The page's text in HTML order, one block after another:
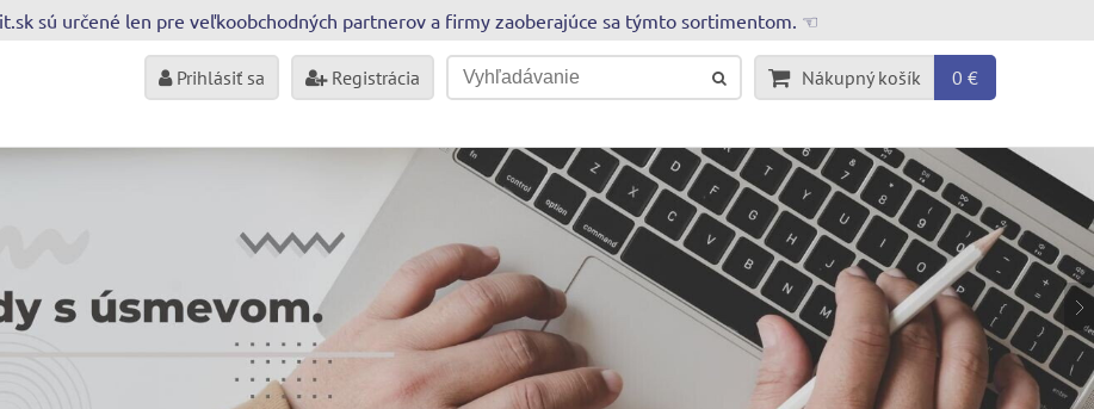
sú určené len pre veľkoobchodných partnerov a firmy zaoberajúce sa týmto sortimentom. ☜
Prihlásiť sa Registrácia Nákupný košík 0 €